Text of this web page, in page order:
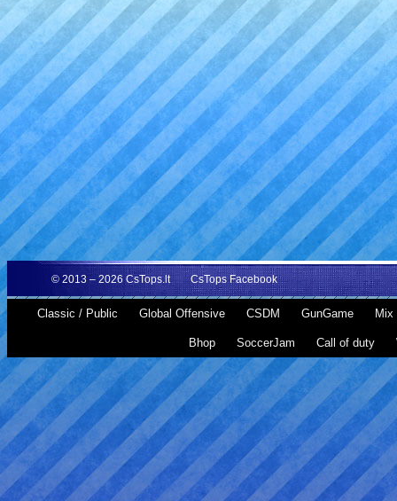
© 2013 – 2026 CsTops.lt CsTops Facebook
Classic / Public Global Offensive CSDM GunGame Mix
Bhop SoccerJam Call of duty